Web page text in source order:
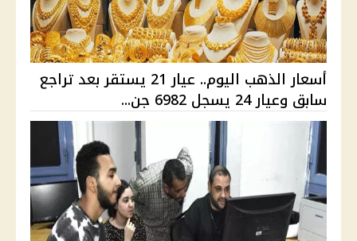
أسعار الذهب اليوم.. عيار 21 يستقر بعد تراجع
سابق وعيار 24 يسجل 6982 جن...